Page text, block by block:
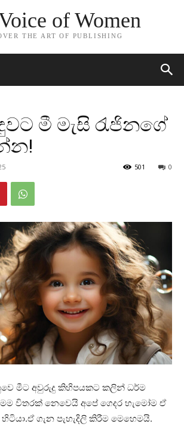
of Women
THE ART OF PUBLISHING
මී මැසි රැජිනගේ
0
501
මීට අවුරුදු කිහිපයකට කලින් ධර්ම
මම විතරක් නෙවෙයි අපේ ගෙදර හැමෝම ඒ
ගැන පැහැදිලි කිරීම මෙහෙමයි.